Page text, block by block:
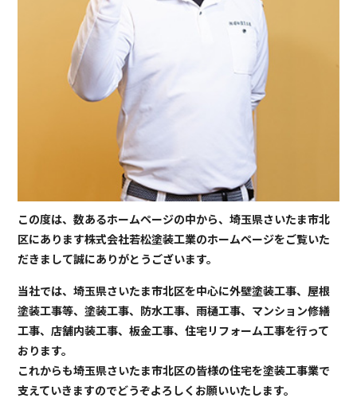
この度は、数あるホームページの中から、埼玉県さいたま市北
区にあります株式会社若松塗装工業のホームページをご覧いた
だきまして誠にありがとうございます。
当社では、埼玉県さいたま市北区を中心に外壁塗装工事、屋根
塗装工事等、塗装工事、防水工事、雨樋工事、マンション修繕
工事、店舗内装工事、板金工事、住宅リフォーム工事を行って
おります。
これからも埼玉県さいたま市北区の皆様の住宅を塗装工事業で
支えていきますのでどうぞよろしくお願いいたします。